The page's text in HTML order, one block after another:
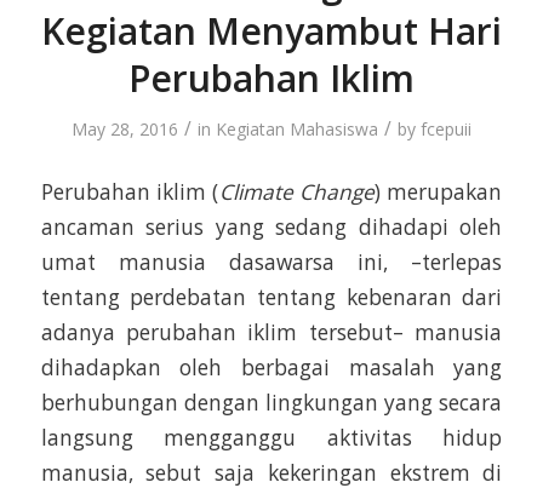
Kegiatan Menyambut Hari
Perubahan Iklim
May 28, 2016 / in Kegiatan Mahasiswa / by fcepuii
Perubahan iklim (Climate Change) merupakan
ancaman serius yang sedang dihadapi oleh
umat manusia dasawarsa ini, –terlepas
tentang perdebatan tentang kebenaran dari
adanya perubahan iklim tersebut– manusia
dihadapkan oleh berbagai masalah yang
berhubungan dengan lingkungan yang secara
langsung mengganggu aktivitas hidup
manusia, sebut saja kekeringan ekstrem di